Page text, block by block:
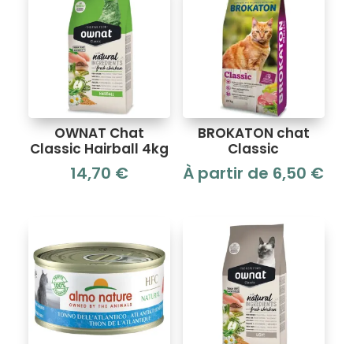
OWNAT Chat
Classic Hairball 4kg
14,70 €
BROKATON chat
Classic
À partir de 6,50 €